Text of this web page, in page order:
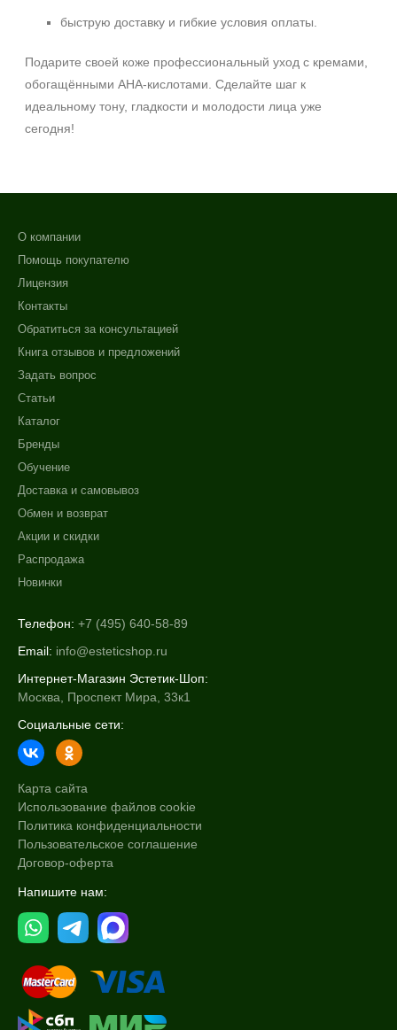
быструю доставку и гибкие условия оплаты.
Подарите своей коже профессиональный уход с кремами,
обогащёнными AHA‑кислотами. Сделайте шаг к
идеальному тону, гладкости и молодости лица уже
сегодня!
О компании
Помощь покупателю
Лицензия
Контакты
Обратиться за консультацией
Книга отзывов и предложений
Задать вопрос
Статьи
Каталог
Бренды
Обучение
Доставка и самовывоз
Обмен и возврат
Акции и скидки
Распродажа
Новинки
Телефон: +7 (495) 640-58-89
Email: info@esteticshop.ru
Интернет-Магазин Эстетик-Шоп:
Москва, Проспект Мира, 33к1
Социальные сети:
Карта сайта
Использование файлов cookie
Политика конфиденциальности
Пользовательское соглашение
Договор-оферта
Напишите нам: